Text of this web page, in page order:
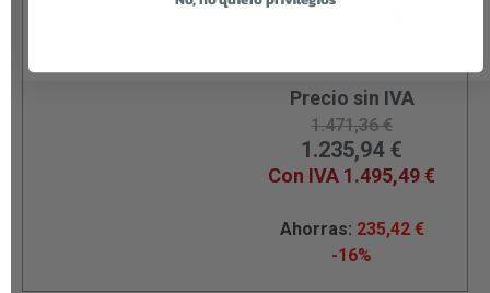
Precio sin IVA
1.471,36€
1.235,94 €
Con IVA 1.495,49€
Ahorras: 235,42 €
-16%